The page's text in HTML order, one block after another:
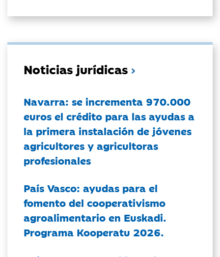
Noticias jurídicas
Navarra: se incrementa 970.000
euros el crédito para las ayudas a
la primera instalación de jóvenes
agricultores y agricultoras
profesionales
País Vasco: ayudas para el
fomento del cooperativismo
agroalimentario en Euskadi.
Programa Kooperatu 2026.